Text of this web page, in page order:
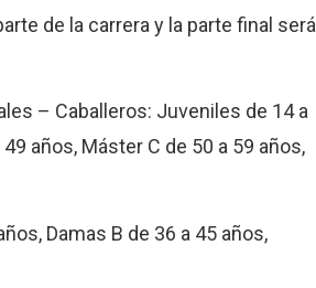
de la carrera y la parte final será
– Caballeros: Juveniles de 14 a
años, Máster C de 50 a 59 años,
Damas B de 36 a 45 años,